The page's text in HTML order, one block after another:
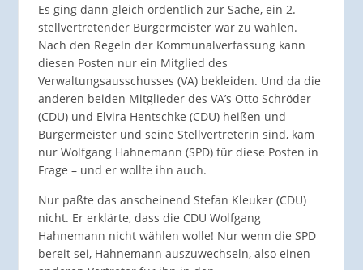
Es ging dann gleich ordentlich zur Sache, ein 2.
stellvertretender Bürgermeister war zu wählen.
Nach den Regeln der Kommunalverfassung kann
diesen Posten nur ein Mitglied des
Verwaltungsausschusses (VA) bekleiden. Und da die
anderen beiden Mitglieder des VA’s Otto Schröder
(CDU) und Elvira Hentschke (CDU) heißen und
Bürgermeister und seine Stellvertreterin sind, kam
nur Wolfgang Hahnemann (SPD) für diese Posten in
Frage – und er wollte ihn auch.
Nur paßte das anscheinend Stefan Kleuker (CDU)
nicht. Er erklärte, dass die CDU Wolfgang
Hahnemann nicht wählen wolle! Nur wenn die SPD
bereit sei, Hahnemann auszuwechseln, also einen